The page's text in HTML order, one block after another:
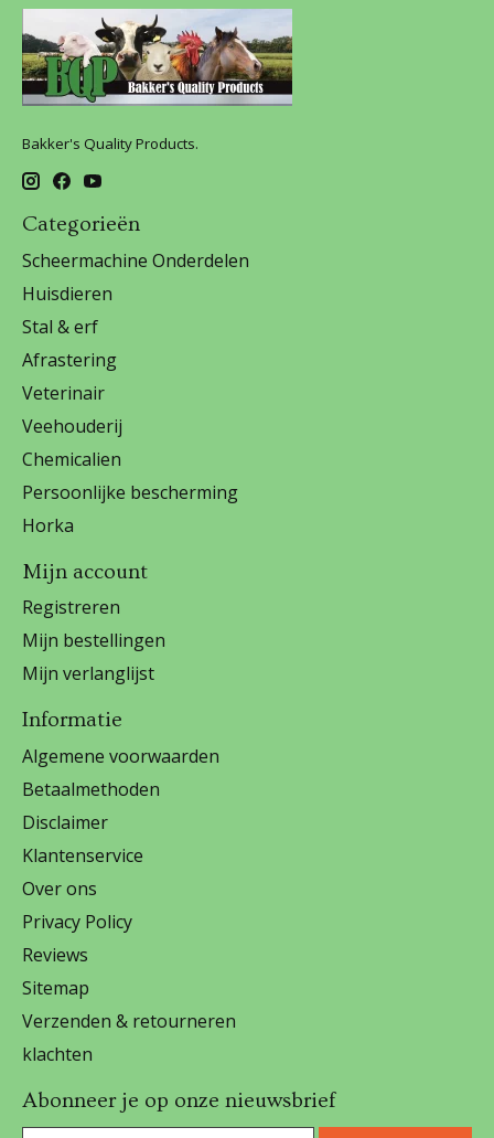
Bakker's Quality Products.
Categorieën
Scheermachine Onderdelen
Huisdieren
Stal & erf
Afrastering
Veterinair
Veehouderij
Chemicalien
Persoonlijke bescherming
Horka
Mijn account
Registreren
Mijn bestellingen
Mijn verlanglijst
Informatie
Algemene voorwaarden
Betaalmethoden
Disclaimer
Klantenservice
Over ons
Privacy Policy
Reviews
Sitemap
Verzenden & retourneren
klachten
Abonneer je op onze nieuwsbrief